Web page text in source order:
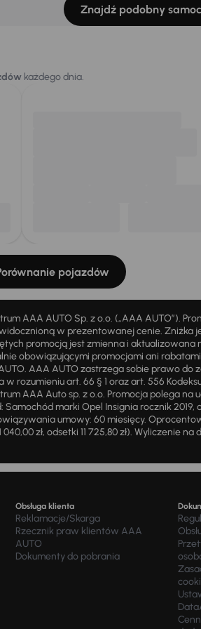
Znajdź podobny
każdego dnia.
pojazdów
AAA AUTO Sp. z o.o. („AAA AUTO”).
w prezentowanej cenie. Zniżka
promocją jest zmienna i
obowiązującymi promocjami ani
AAA AUTO zastrzega sobie prawo
rozumieniu art. 66 § 1 oraz art. 556
AAA Auto sp. z o.o. Promocja polega na
marki Opel Insignia rocznik 2019,
umowy: 60 miesięcy.
zł, odsetki 11 725,80 zł). Wyliczenie
Obsługa klienta
Reklamacje/Skarga
Rzecznik praw klientów AAA
AUTO
Dokumenty do pobrania